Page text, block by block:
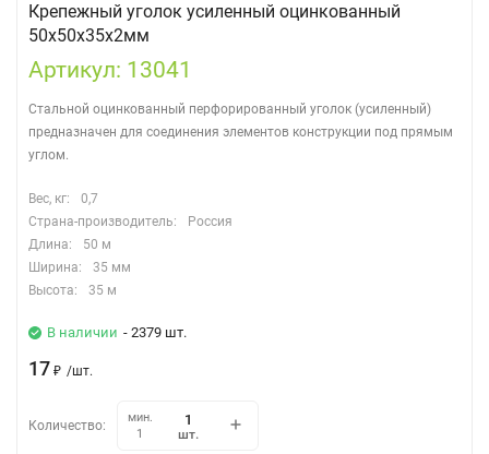
Крепежный уголок усиленный оцинкованный
50х50х35х2мм
Артикул: 13041
Стальной оцинкованный перфорированный уголок (усиленный)
предназначен для соединения элементов конструкции под прямым
углом.
Вес, кг:
0,7
Страна-производитель:
Россия
Длина:
50 м
Ширина:
35 мм
Высота:
35 м
В наличии - 2379 шт.
17 ₽ /шт.
Количество:
мин.
1
шт.